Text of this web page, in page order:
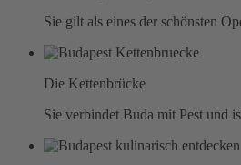
Sie gilt als eines der schönsten
Die Kettenbrücke
Sie verbindet Buda mit Pest und